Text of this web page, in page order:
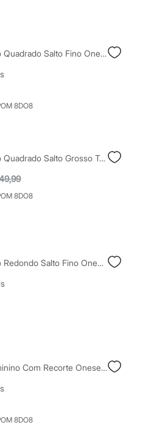
Tamanco Bico Quadrado Salto Fino Oneself Marrom
8DO8
Tamanco Bico Quadrado Salto Grosso Texturizado Oneself Bege
8DO8
Tamanco Bico Redondo Salto Fino Oneself Texturizado Bege
Tamanco Feminino Com Recorte Oneself Marrom
8DO8